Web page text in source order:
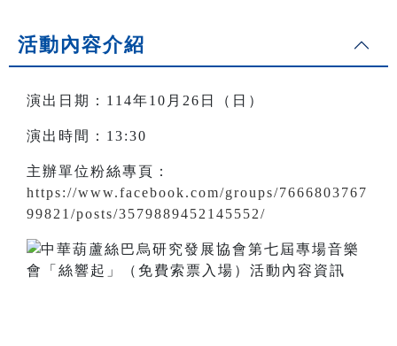
活動內容介紹
演出日期：114年10月26日（日）
演出時間：13:30
主辦單位粉絲專頁：
https://www.facebook.com/groups/7666803767
99821/posts/3579889452145552/